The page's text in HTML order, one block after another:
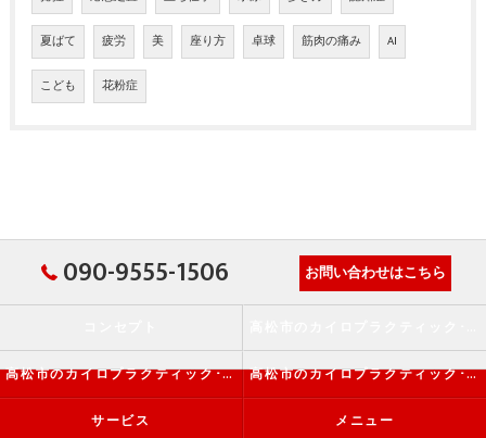
夏ばて 疲労 美 座り方 卓球 筋肉の痛み AI
こども 花粉症
090-9555-1506 お問い合わせはこちら
高松市のカイロプラクティック･か・から～ず施術院の評判 高松市のカイロプラクティック･か・から～ず施術院のお客様の声
サービス メニュー